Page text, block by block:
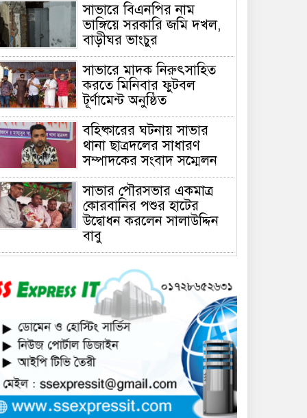
সাভারে বিএনপির নাম
ভাঙ্গিয়ে সরকারি জমি দখল,
বাড়ীঘর ভাংচুর
সাভারে মাদক নিরুৎসাহিত
করতে মিনিবার ফুটবল
টূর্ণামেন্ট অনুষ্ঠিত
বহিষ্কারের ঘটনায় সাভার
থানা ছাত্রদলের সাধারণ
সম্পাদকের সংবাদ সম্মেলন
সাভার পৌরসভার একমাত্র
কোরবানির পশুর হাটের
উদ্বোধন করলেন সালাউদ্দিন
বাবু
সাভারে চাঁদার দাবীতে ব্যাবসা
প্রতিষ্ঠানে হামলা চালিয়ে তালা
ঝুলিয়ে দিয়েছে সন্ত্রাসীরা
সাভারে নারী উদ্যোক্তার
খামার ভাংচুর, ৫ লাখ টাকার
ক্ষয়ক্ষতি
উভয়পক্ষের সমঝোতায় ধর্মঘট
প্রত্যাহার করায় সাভারের